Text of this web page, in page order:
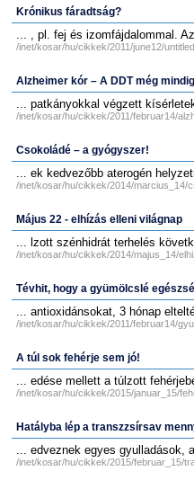
Krónikus fáradtság?
... , pl. fej és izomfájdalommal.
/inet/kosar/hu/cikkek/2011/june12/
Alzheimer kór – A DDT még
... patkányokkal végzett
/inet/kosar/hu/cikkek/2011/februar14/
Csokoládé – a gyógyszer!
... ek kedvezőbb aterogén
/inet/kosar/hu/cikkek/2014/marcius_14/
Május 22 - elhízás elleni világnap
... lzott szénhidrát terhelés
/inet/kosar/hu/cikkek/2014/majus_14/
Tévhit, hogy a gyümölcslé
... antioxidánsokat, 3 hónap
/inet/kosar/hu/cikkek/2011/februar14/
A túl sok fehérje sem jó!
... edése mellett a túlzott
/inet/kosar/hu/cikkek/2015/januar_15/
Hatályba lép a transzzsírsav
... edveznek egyes gyulladások,
/inet/kosar/hu/cikkek/2015/februar_15/